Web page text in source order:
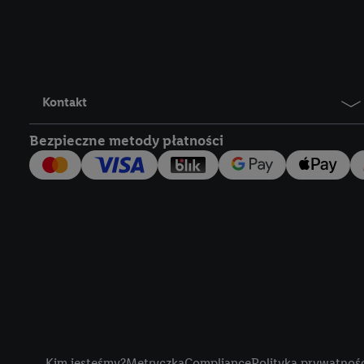
Kontakt
Bezpieczne metody płatności
Lidl Plus, możemy
wymienionych
następnie
użytkownika w
my i jeden z innych
Użytkownik upoważnia
usługach Lidl. Utiq
tak, Utiq udostępni
numeru
wykorzystany do
szczególności
obsługiwanych przez
korzystanie z
lub